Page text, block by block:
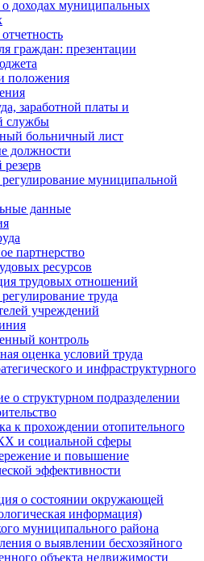
доходах муниципальных
граждан: презентации
положения
заработной платы и
службы
больничный лист
должности
муниципальной
данные
партнерство
ресурсов
трудовых отношений
труда
учреждений
контроль
оценка условий труда
и инфраструктурного
о структурном подразделении
к прохождении отопительного
и социальной сферы
и повышение
эффективности
о состоянии окружающей
информация)
муниципального района
о выявлении бесхозяйного
объекта недвижимости